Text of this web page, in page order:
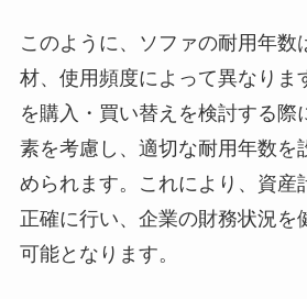
このように、ソファの耐用年数
材、使用頻度によって異なりま
を購入・買い替えを検討する際
素を考慮し、適切な耐用年数を
められます。これにより、資産
正確に行い、企業の財務状況を
可能となります。